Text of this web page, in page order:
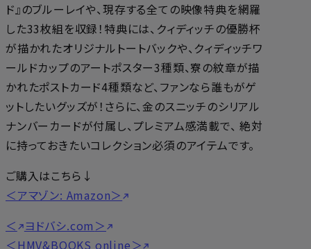
ド』のブルーレイや、現存する全ての映像特典を網羅
した33枚組を収録！特典には、クィディッチの優勝杯
が描かれたオリジナルトートバックや、クィディッチワ
ールドカップのアートポスター3種類、寮の紋章が描
かれたポストカード4種類など、ファンなら誰もがゲ
ットしたいグッズが！さらに、金のスニッチのシリアル
ナンバーカードが付属し、プレミアム感満載で、 絶対
に持っておきたいコレクション必須のアイテムです。
ご購入はこちら↓
＜アマゾン: Amazon＞
＜
ヨドバシ.com ＞
＜HMV&BOOKS online＞